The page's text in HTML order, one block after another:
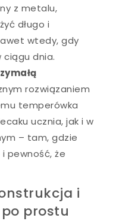
z metalu,
długo i
wtedy, gdy
ciągu dnia.
rozwiązaniem
temperówka
ucznia, jak i w
– tam, gdzie
pewność, że
i
po prostu